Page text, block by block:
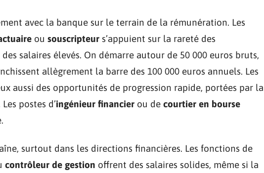
avec la banque sur le terrain de la rémunération. Les
ou souscripteur s’appuient sur la rareté des
salaires élevés. On démarre autour de 50 000 euros bruts,
allègrement la barre des 100 000 euros annuels. Les
aussi des opportunités de progression rapide, portées par la
postes d’ingénieur financier ou de courtier en bourse
surtout dans les directions financières. Les fonctions de
contrôleur de gestion offrent des salaires solides, même si la